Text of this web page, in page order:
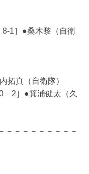
1］●桑木黎（自衛
拓真（自衛隊）
2］●箕浦健太（久
－－－－－－－－－